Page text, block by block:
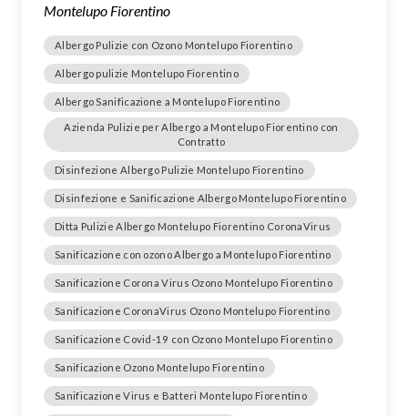
Montelupo Fiorentino
Albergo Pulizie con Ozono Montelupo Fiorentino
Albergo pulizie Montelupo Fiorentino
Albergo Sanificazione a Montelupo Fiorentino
Azienda Pulizie per Albergo a Montelupo Fiorentino con
Contratto
Disinfezione Albergo Pulizie Montelupo Fiorentino
Disinfezione e Sanificazione Albergo Montelupo Fiorentino
Ditta Pulizie Albergo Montelupo Fiorentino CoronaVirus
Sanificazione con ozono Albergo a Montelupo Fiorentino
Sanificazione Corona Virus Ozono Montelupo Fiorentino
Sanificazione CoronaVirus Ozono Montelupo Fiorentino
Sanificazione Covid-19 con Ozono Montelupo Fiorentino
Sanificazione Ozono Montelupo Fiorentino
Sanificazione Virus e Batteri Montelupo Fiorentino